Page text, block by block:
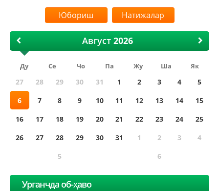
Натижалар
Август
Ду Се Чо Па Жу Ша Як
27 28 29 30 31 1 2 3 4
5
6
7 8 9 10 11 12 13 14
15
16
17 18 19 20 21 22 23 24
25
26
27 28 29 30 31 1 2 3
4
5
6
Урганчда об-ҳаво